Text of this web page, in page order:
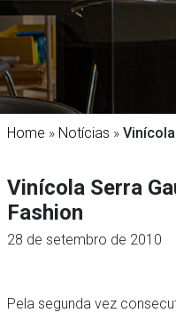
Home » Notícias »
Vinícola Serra
Fashion
28 de setembro de 2010
Pela segunda vez